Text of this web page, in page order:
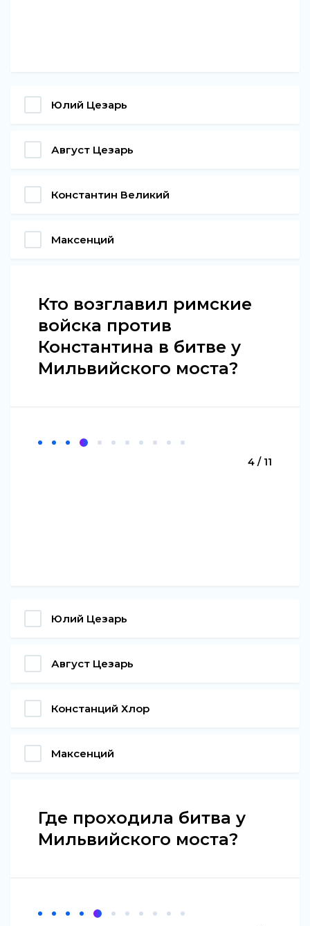
Юлий Цезарь
Август Цезарь
Константин Великий
Максенций
Кто возглавил римские
войска против
Константина в битве у
Мильвийского моста?
4 / 11
Юлий Цезарь
Август Цезарь
Констанций Хлор
Максенций
Где проходила битва у
Мильвийского моста?